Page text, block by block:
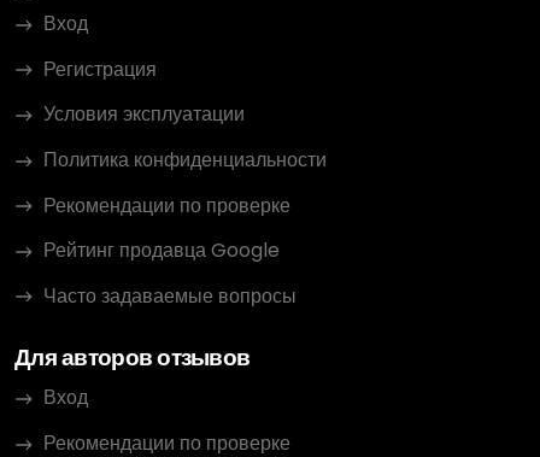
Вход
Регистрация
Условия эксплуатации
Политика конфиденциальности
Рекомендации по проверке
Рейтинг продавца Google
Часто задаваемые вопросы
Для авторов отзывов
Вход
Рекомендации по проверке